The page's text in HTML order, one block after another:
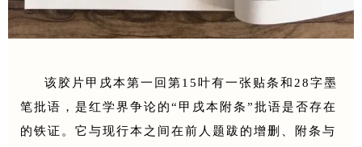
该胶片甲戌本第一回第15叶有一张贴条和28字墨
笔批语，是红学界争论的“甲戌本附条”批语是否存在
的铁证。它与现行本之间在前人题跋的增删、附条与